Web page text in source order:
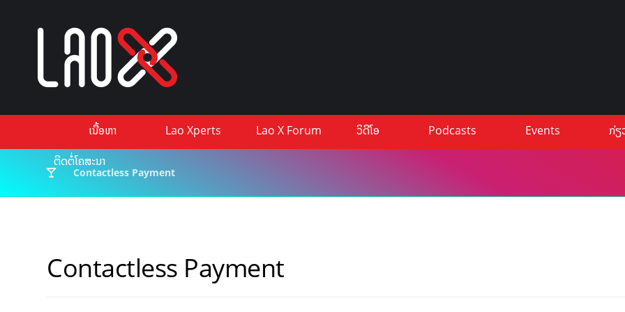
ເນື້ອຫາ Lao Xperts Lao X Forum ວິດີໂອ Podcasts Events
ກ່ຽ
ຕິດຕໍ່ໂຄສະນາ
Contactless Payment
Contactless Payment